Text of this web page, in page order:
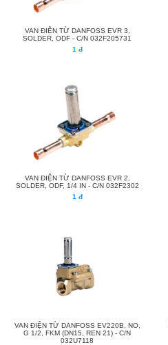
VAN ĐIỆN TỪ DANFOSS EVR 3,
SOLDER, ODF - C/N 032F205731
1 đ
VAN ĐIỆN TỪ DANFOSS EVR 2,
SOLDER, ODF, 1/4 IN - C/N 032F2302
1 đ
VAN ĐIỆN TỪ DANFOSS EV220B, NO,
G 1/2, FKM (DN15, REN 21) - C/N
032U7118